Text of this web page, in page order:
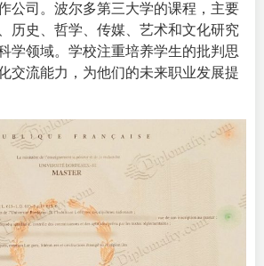
公司。波尔多第三大学的课程，主要
历史、哲学、传媒、艺术和文化研究
学领域。学校注重培养学生的批判思
交流能力，为他们的未来职业发展提